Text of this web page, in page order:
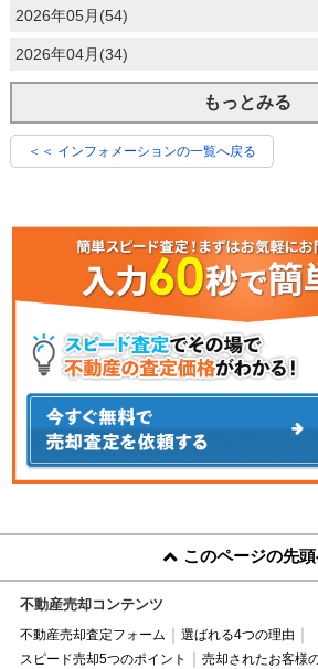
2026年05月(54)
2026年04月(34)
もっとみる
＜＜ インフォメーションの一覧へ戻る
このページの先
不動産売却コンテンツ
不動産売却査定フォーム
選ばれる4つの理由
スピード売却5つのポイント
売却されたお客様